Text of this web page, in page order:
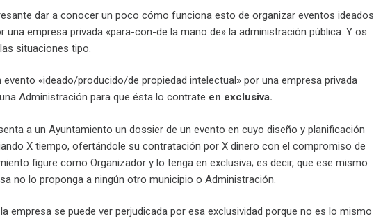
dar a conocer un poco cómo funciona esto de organizar eventos ideados
una empresa privada «para-con-de la mano de» la administración pública. Y os
situaciones tipo.
evento «ideado/producido/de propiedad intelectual» por una empresa privada
Administración para que ésta lo contrate en exclusiva.
a un Ayuntamiento un dossier de un evento en cuyo diseño y planificación
X tiempo, ofertándole su contratación por X dinero con el compromiso de
figure como Organizador y lo tenga en exclusiva; es decir, que ese mismo
no lo proponga a ningún otro municipio o Administración.
empresa se puede ver perjudicada por esa exclusividad porque no es lo mismo